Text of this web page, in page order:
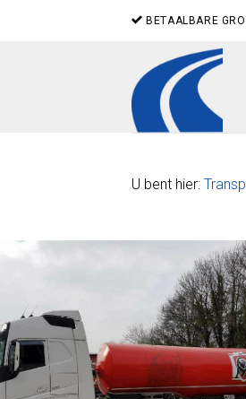
BETAALBARE
U bent hier: